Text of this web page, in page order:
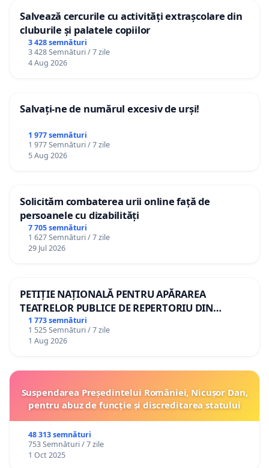
Salvează cercurile cu activități extrașcolare din
cluburile și palatele copiilor
3 428 semnături
3 428 Semnături / 7 zile
4 Aug 2026
Salvați-ne de numărul excesiv de urși!
1 977 semnături
1 977 Semnături / 7 zile
5 Aug 2026
Solicităm combaterea urii online față de
persoanele cu dizabilități
7 705 semnături
1 627 Semnături / 7 zile
29 Jul 2026
PETIȚIE NAȚIONALĂ PENTRU APĂRAREA
TEATRELOR PUBLICE DE REPERTORIU DIN
ROMÂNIA
1 773 semnături
1 525 Semnături / 7 zile
1 Aug 2026
Suspendarea Președintelui României, Nicușor Dan,
pentru abuz de funcție și discreditarea statului
48 313 semnături
753 Semnături / 7 zile
1 Oct 2025